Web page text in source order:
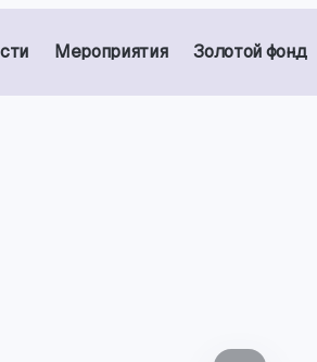
Мероприятия Золотой фонд